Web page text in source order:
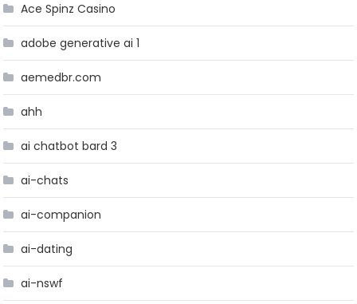
Ace Spinz Casino
adobe generative ai 1
aemedbr.com
ahh
ai chatbot bard 3
ai-chats
ai-companion
ai-dating
ai-nswf